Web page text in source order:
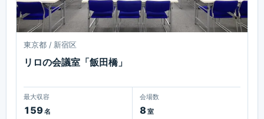
東京都 / 新宿区
リロの会議室「飯田橋」
最大収容
159名
会場数
8室